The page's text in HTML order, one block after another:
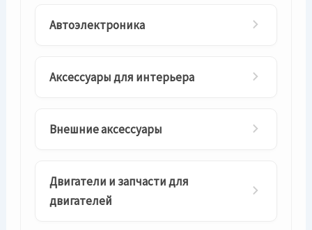
Автоэлектроника
Аксессуары для интерьера
Внешние аксессуары
Двигатели и запчасти для
двигателей